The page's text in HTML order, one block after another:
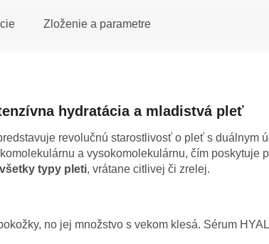
Zloženie a parametre
hydratácia a mladistvá pleť
revolučnú starostlivosť o pleť s duálnym
a vysokomolekulárnu, čím poskytuje
všetky typy pleti, vrátane citlivej či zrelej.
no jej množstvo s vekom klesá. Sérum